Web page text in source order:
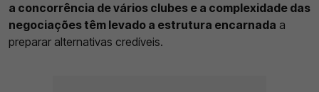
a concorrência de vários clubes e a complexidade das
negociações têm levado a estrutura encarnada a
preparar alternativas credíveis.